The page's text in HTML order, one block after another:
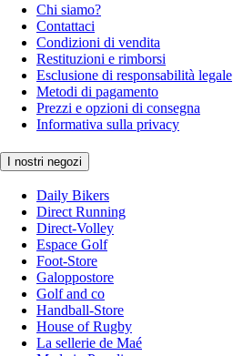
Chi siamo?
Contattaci
Condizioni di vendita
Restituzioni e rimborsi
Esclusione di responsabilità legale
Metodi di pagamento
Prezzi e opzioni di consegna
Informativa sulla privacy
I nostri negozi
Daily Bikers
Direct Running
Direct-Volley
Espace Golf
Foot-Store
Galoppostore
Golf and co
Handball-Store
House of Rugby
La sellerie de Maé